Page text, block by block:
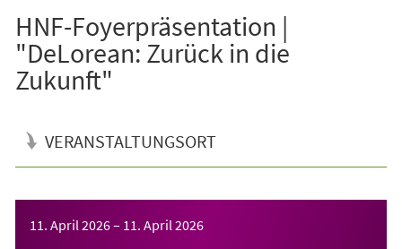
HNF-Foyerpräsentation |
"DeLorean: Zurück in die
Zukunft"
VERANSTALTUNGSORT
11. April 2026– 11. April 2026